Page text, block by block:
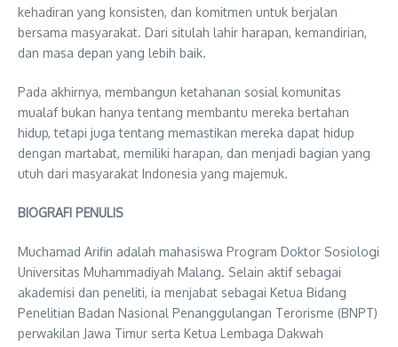
kehadiran yang konsisten, dan komitmen untuk berjalan
bersama masyarakat. Dari situlah lahir harapan, kemandirian,
dan masa depan yang lebih baik.
Pada akhirnya, membangun ketahanan sosial komunitas
mualaf bukan hanya tentang membantu mereka bertahan
hidup, tetapi juga tentang memastikan mereka dapat hidup
dengan martabat, memiliki harapan, dan menjadi bagian yang
utuh dari masyarakat Indonesia yang majemuk.
BIOGRAFI PENULIS
Muchamad Arifin adalah mahasiswa Program Doktor Sosiologi
Universitas Muhammadiyah Malang. Selain aktif sebagai
akademisi dan peneliti, ia menjabat sebagai Ketua Bidang
Penelitian Badan Nasional Penanggulangan Terorisme (BNPT)
perwakilan Jawa Timur serta Ketua Lembaga Dakwah